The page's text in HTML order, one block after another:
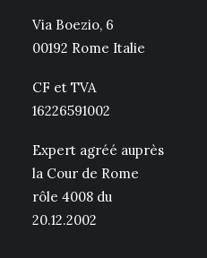
Via Boezio, 6
00192 Rome Italie
CF et TVA
16226591002
Expert agréé auprès
la Cour de Rome
rôle 4008 du
20.12.2002